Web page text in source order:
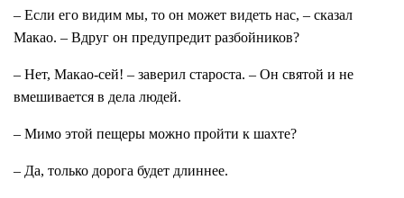
– Если его видим мы, то он может видеть нас, – сказал
Макао. – Вдруг он предупредит разбойников?
– Нет, Макао-сей! – заверил староста. – Он святой и не
вмешивается в дела людей.
– Мимо этой пещеры можно пройти к шахте?
– Да, только дорога будет длиннее.